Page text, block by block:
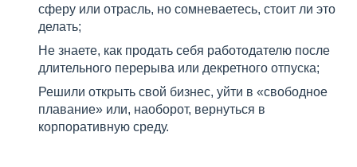
сферу или отрасль, но сомневаетесь, стоит ли это
делать;
Не знаете, как продать себя работодателю после
длительного перерыва или декретного отпуска;
Решили открыть свой бизнес, уйти в «свободное
плавание» или, наоборот, вернуться в
корпоративную среду.